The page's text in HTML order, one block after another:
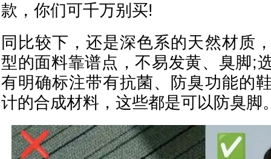
款，你们可千万别买!
同比较下，还是深色系的天然材质
型的面料靠谱点，不易发黄、臭脚;
有明确标注带有抗菌、防臭功能的
计的合成材料，这些都是可以防臭脚